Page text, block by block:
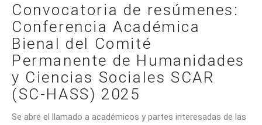
Convocatoria de resúmenes:
Conferencia Académica
Bienal del Comité
Permanente de Humanidades
y Ciencias Sociales SCAR
(SC-HASS) 2025
Se abre el llamado a académicos y partes interesadas de las